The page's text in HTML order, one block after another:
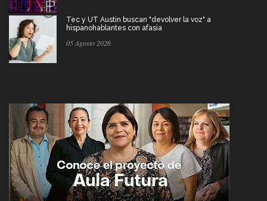
Tec y UT Austin buscan "devolver la voz" a
hispanohablantes con afasia
05 Agosto 2026